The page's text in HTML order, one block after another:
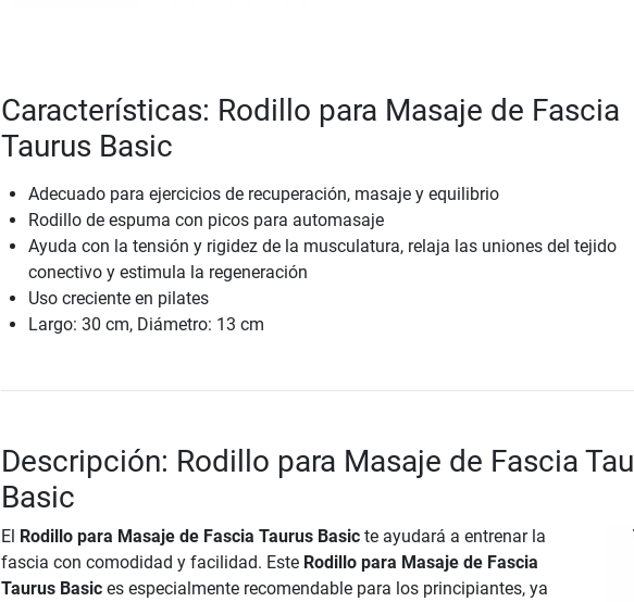
Características: Rodillo para Masaje de Fascia
Taurus Basic
Adecuado para ejercicios de recuperación, masaje y equilibrio
Rodillo de espuma con picos para automasaje
Ayuda con la tensión y rigidez de la musculatura, relaja las uniones del tejido
conectivo y estimula la regeneración
Uso creciente en pilates
Largo: 30 cm, Diámetro: 13 cm
Descripción: Rodillo para Masaje de Fascia
Basic
El Rodillo para Masaje de Fascia Taurus Basicte ayudará a entrenar la
fascia con comodidad y facilidad. Este Rodillo para Masaje de Fascia
Taurus Basices especialmente recomendable para los principiantes, ya